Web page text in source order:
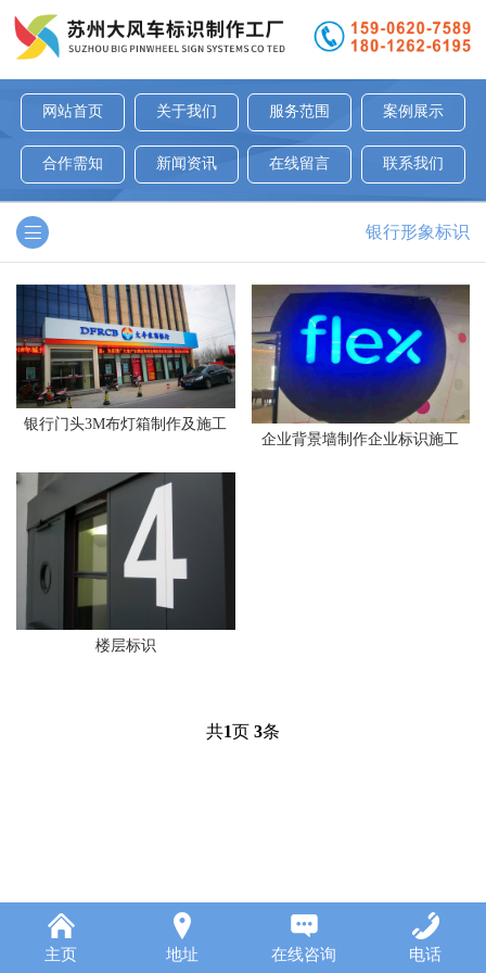
网站首页 关于我们 服务范围 案例展示
合作需知 新闻资讯 在线留言 联系我们
银行形象标识
银行门头3M布灯箱制作及施工
企业背景墙制作企业标识施工
楼层标识
共1页 3条
主页 地址 在线咨询 电话